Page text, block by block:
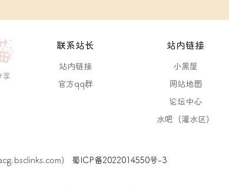
享
联系站长
站内链接
官方qq群
站内链接
小黑屋
网站地图
论坛中心
水吧（灌水区）
） 蜀ICP备2022014550号-3